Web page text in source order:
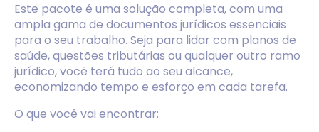
Este pacote é uma solução completa, com uma
ampla gama de documentos jurídicos essenciais
para o seu trabalho. Seja para lidar com planos de
saúde, questões tributárias ou qualquer outro ramo
jurídico, você terá tudo ao seu alcance,
economizando tempo e esforço em cada tarefa.
O que você vai encontrar: